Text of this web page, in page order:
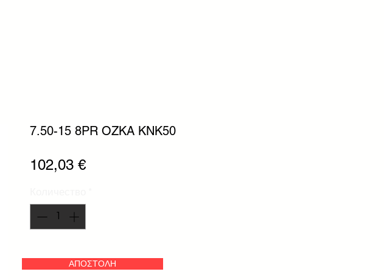
7.50-15 8PR OZKA KNK50
102,03 €Цена
ΑΠΟΣΤΟΛΗ